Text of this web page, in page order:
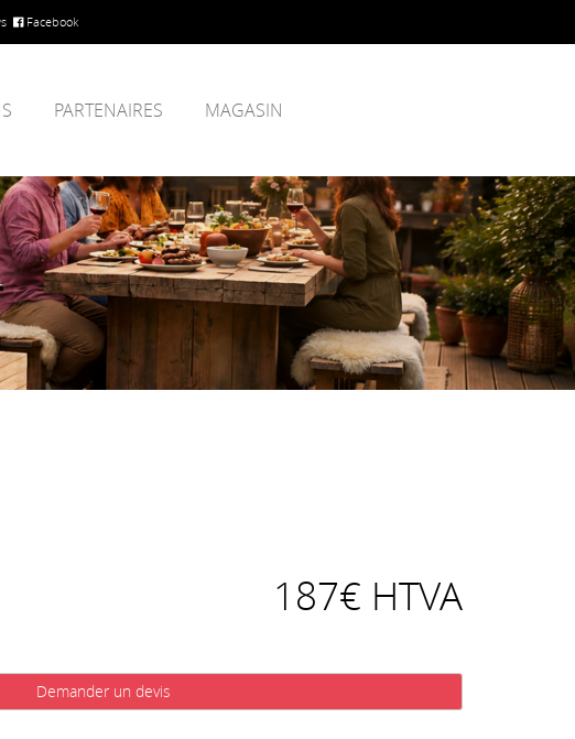
Facebook
PARTENAIRES MAGASIN
187€ HTVA
Demander un devis